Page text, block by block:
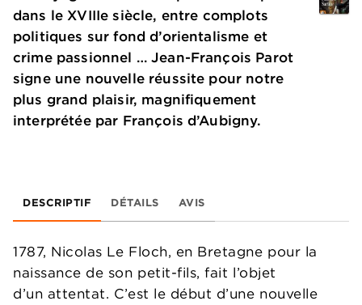
dans le XVIIIe siècle, entre complots
politiques sur fond d’orientalisme et
crime passionnel … Jean-François Parot
signe une nouvelle réussite pour notre
plus grand plaisir, magnifiquement
interprétée par François d’Aubigny.
DESCRIPTIF DÉTAILS AVIS
1787, Nicolas Le Floch, en Bretagne pour la
naissance de son petit-fils, fait l’objet
d’un attentat. C’est le début d’une nouvelle